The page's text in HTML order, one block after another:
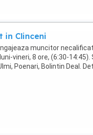
in functie de
in functie de
Decontare transport.
Militari. Detalii la:
in Clinceni
muncitor
vineri, 8 ore, (6:30-14:45).
Poenari, Bolintin Deal.